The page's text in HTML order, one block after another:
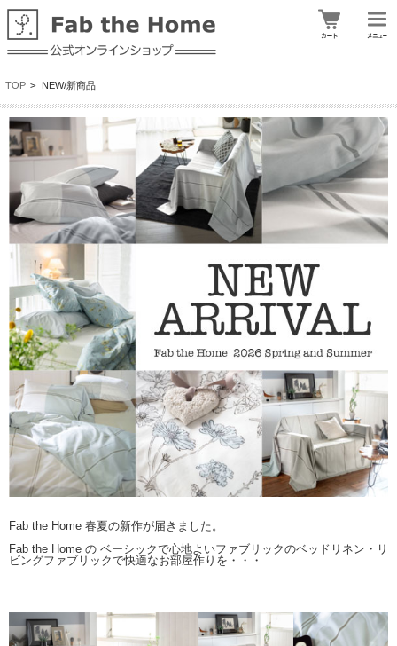
TOP > NEW/新商品
Fab the Home 春夏の新作が届きました。
Fab the Home の ベーシックで心地よいファブリックのベッドリネン・リ
ビングファブリックで快適なお部屋作りを・・・